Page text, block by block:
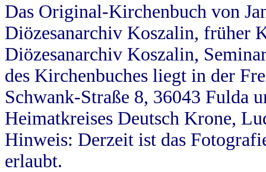
Das Original-Kirchenbuch von
Diözesanarchiv Koszalin, früher
Diözesanarchiv Koszalin,
des Kirchenbuches liegt in der
Schwank-Straße 8, 36043 Fulda
Heimatkreises Deutsch Krone,
Hinweis: Derzeit ist das
erlaubt.